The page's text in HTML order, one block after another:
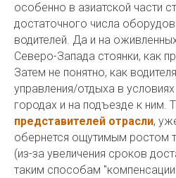
особенно в азиатской части
достаточного числа
водителей. Да и на
Северо-Запада стоянки, как
Затем не понятно, как
управления/отдыха в
городах и на подъезде к ним.
представителей отрасли,
обернется ощутимым ростом
(из-за увеличения сроков
таким способам